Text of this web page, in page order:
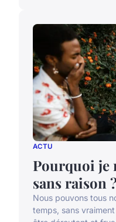
ACTU
Pourquoi je
sans raison
Nous pouvons tous
temps, sans